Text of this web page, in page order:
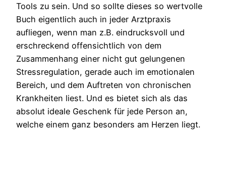
Tools zu sein. Und so sollte dieses so wertvolle
Buch eigentlich auch in jeder Arztpraxis
aufliegen, wenn man z.B. eindrucksvoll und
erschreckend offensichtlich von dem
Zusammenhang einer nicht gut gelungenen
Stressregulation, gerade auch im emotionalen
Bereich, und dem Auftreten von chronischen
Krankheiten liest. Und es bietet sich als das
absolut ideale Geschenk für jede Person an,
welche einem ganz besonders am Herzen liegt.